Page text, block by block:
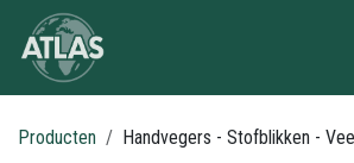
Overslaan naar inhoud
Producten Handvegers - Stofblikken -